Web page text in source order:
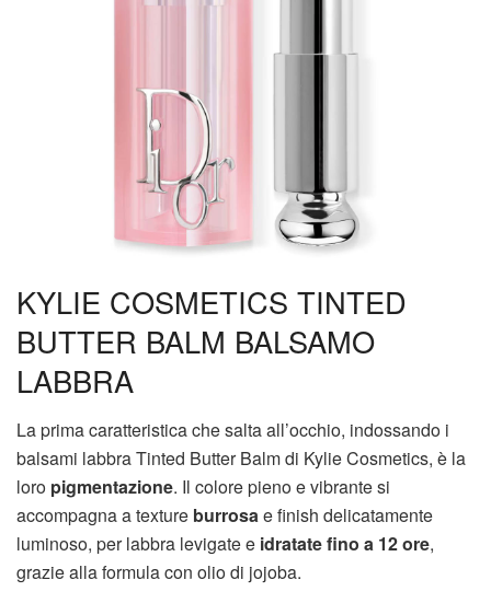
KYLIE COSMETICS TINTED
BUTTER BALM BALSAMO
LABBRA
La prima caratteristica che salta all’occhio, indossando i
balsami labbra Tinted Butter Balm di Kylie Cosmetics, è la
loro pigmentazione. Il colore pieno e vibrante si
accompagna a texture burrosae finish delicatamente
luminoso, per labbra levigate e idratate fino a 12 ore,
grazie alla formula con olio di jojoba.